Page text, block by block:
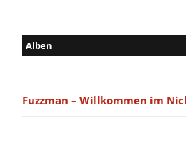
Alben
Fuzzman – Willkommen im